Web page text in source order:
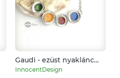
Gaudi - ezüst nyaklánc
tűzzománccal - színes
InnocentDesign